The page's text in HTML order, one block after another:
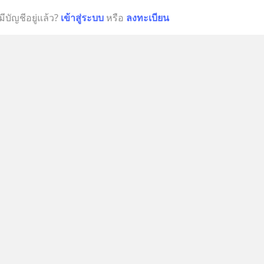
บัญชีอยู่แล้ว? เข้าสู่ระบบ หรือ ลงทะเบียน